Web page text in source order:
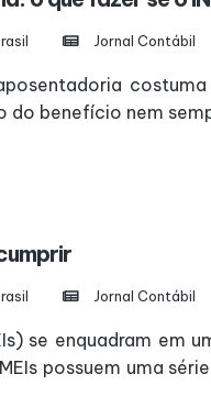
Jornal Contábil
benefício nem
Jornal Contábil
se enquadram
possuem uma